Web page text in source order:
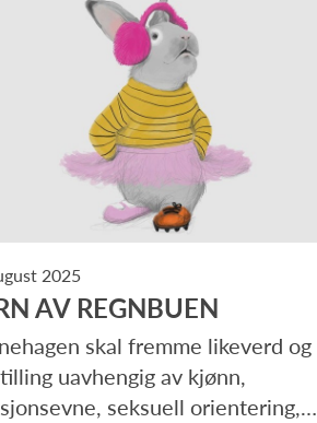
2025
AV REGNBUEN
skal fremme likeverd og
uavhengig av kjønn,
seksuell orientering,…